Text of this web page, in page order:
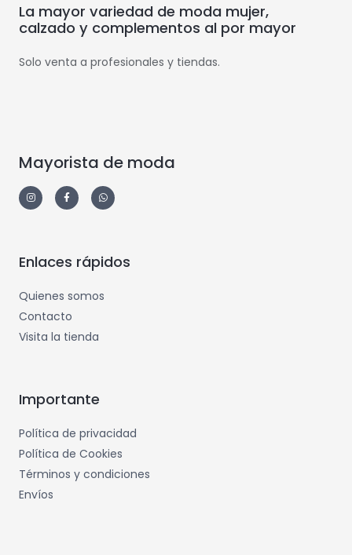
La mayor variedad de moda mujer,
calzado y complementos al por mayor
Solo venta a profesionales y tiendas.
Mayorista de moda
Enlaces rápidos
Quienes somos
Contacto
Visita la tienda
Importante
Política de privacidad
Política de Cookies
Términos y condiciones
Envíos